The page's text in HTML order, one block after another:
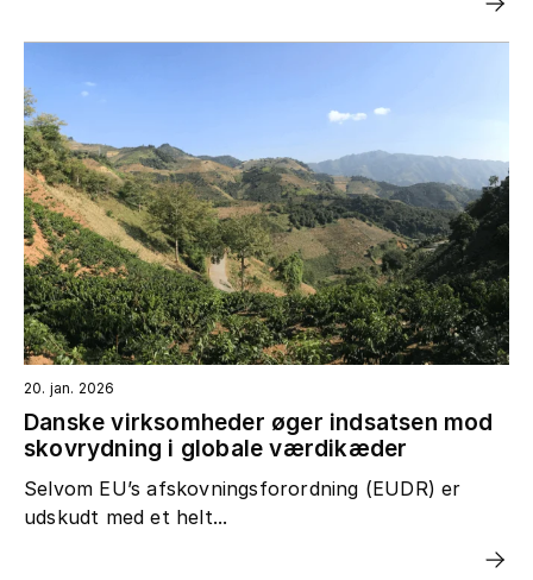
20. jan. 2026
Danske virksomheder øger indsatsen mod
skovrydning i globale værdikæder
Selvom EU’s afskovningsforordning (EUDR) er
udskudt med et helt...